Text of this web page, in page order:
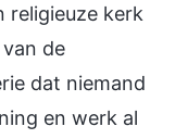
religieuze kerk
de
dat niemand
en werk al